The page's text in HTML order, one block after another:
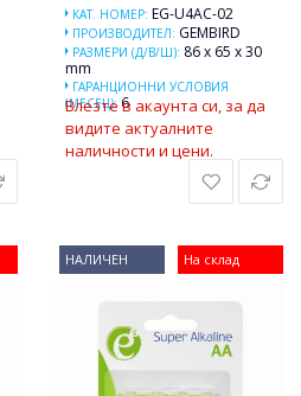
КАТ. НОМЕР: EG-U4AC-02
ПРОИЗВОДИТЕЛ: GEMBIRD
РАЗМЕРИ (Д/В/Ш): 86 x 65 x 30
mm
ГАРАНЦИОННИ УСЛОВИЯ
(МЕСЕЦ): 6
Влезте в акаунта си, за да
видите актуалните
наличности и цени.
На склад
НАЛИЧЕН